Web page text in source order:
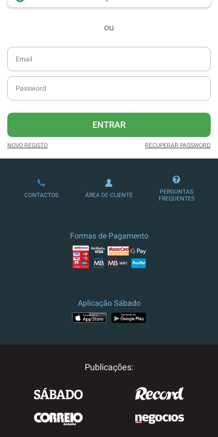
desde dezembro de 2016.
Acesso ao formato digital da SÁBADO
SÁBADO.
diário da atualidade.
publicidade reduzida e não invasiva
no site.
Possibilidade de ler e/ou ouvir artigos.
Ofertas e descontos em produtos,
serviços, eventos desportivos e
ou
ENTRAR
NOVO REGISTO RECUPERAR PASSWORD
CONTACTOS ÁREA DE CLIENTE
PERGUNTAS
FREQUENTES
Formas de Pagamento
Aplicação Sábado
Publicações: